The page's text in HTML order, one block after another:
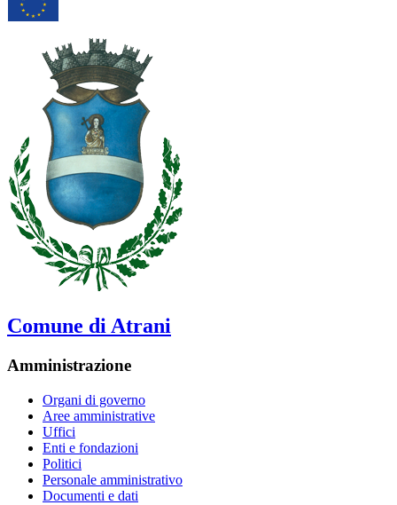
Comune di Atrani
Amministrazione
Organi di governo
Aree amministrative
Uffici
Enti e fondazioni
Politici
Personale amministrativo
Documenti e dati